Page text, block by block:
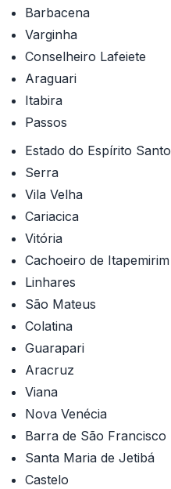
Barbacena
Varginha
Conselheiro Lafeiete
Araguari
Itabira
Passos
Estado do Espírito Santo
Serra
Vila Velha
Cariacica
Vitória
Cachoeiro de Itapemirim
Linhares
São Mateus
Colatina
Guarapari
Aracruz
Viana
Nova Venécia
Barra de São Francisco
Santa Maria de Jetibá
Castelo